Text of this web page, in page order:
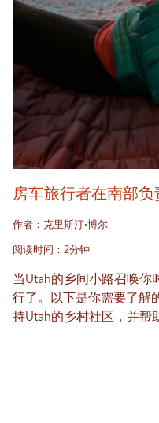
房车旅行者在南部
作者：克里斯汀·博尔
阅读时间：2分钟
当Utah的乡间小路召唤你
行了。以下是你需要了解
持Utah的乡村社区，并帮